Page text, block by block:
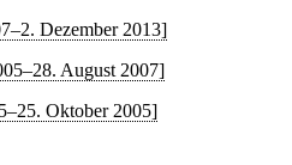
Dezember 2013]
August 2007]
Oktober 2005]